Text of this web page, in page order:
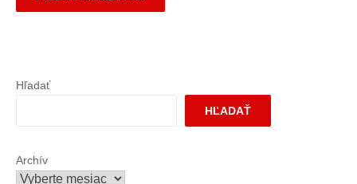
Hľadať
HĽADAŤ
Archív